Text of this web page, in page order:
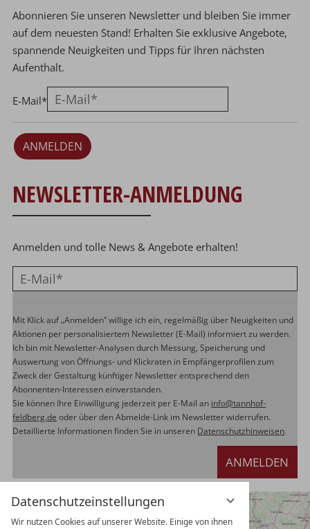
Datenschutzeinstellungen
Wir nutzen Cookies auf unserer Website. Einige von ihnen
Abonnieren Sie unseren Newsletter und bleiben Sie immer
auf dem neuesten Stand! Erhalten Sie exklusive Angebote,
spannende Neuigkeiten und Tipps für Ihren nächsten
Aufenthalt.
E-Mail*
ANMELDEN
NEWSLETTER-ANMELDUNG
Anmelden und tolle News & Angebote erhalten!
Mit Klick auf „Anmelden“ willige ich ein, regelmäßig über Neuigkeiten und
Aktionen per personalisiertem Newsletter (E-Mail) informiert zu werden.
Ich bin mit Newsletter-Analysen durch Messung, Speicherung und
Auswertung von Öffnungs- und Klickraten in Empfängerprofilen zum
Zweck der Gestaltung künftiger Newsletter entsprechend den
Abonnenten-Interessen einverstanden.
Sie können Ihre Einwilligung jederzeit per E-Mail an info@tannhof-
feldberg.de oder über den Abmelde-Link im Newsletter widerrufen.
Detaillierte Informationen finden Sie in unseren Datenschutzhinweisen.
ANMELDEN